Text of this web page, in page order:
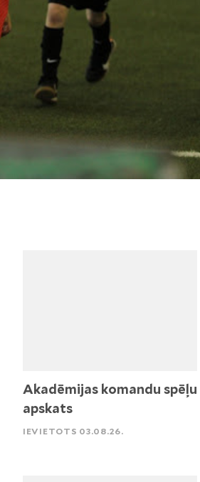
Akadēmijas komandu spēļu
apskats
IEVIETOTS 03.08.26.